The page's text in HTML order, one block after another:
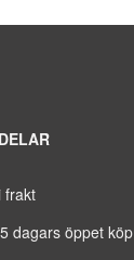
frakt
dagars öppet köp